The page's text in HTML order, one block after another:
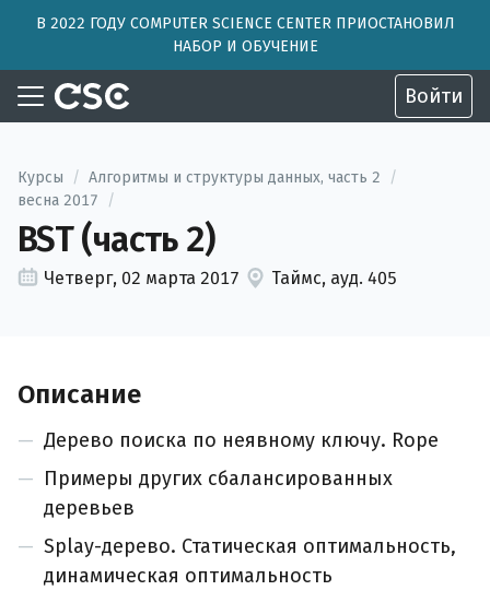
В 2022 ГОДУ COMPUTER SCIENCE CENTER ПРИОСТАНОВИЛ
НАБОР И ОБУЧЕНИЕ
Войти
Курсы / Алгоритмы и структуры данных, часть 2
/
весна 2017
/
BST (часть 2)
Четверг, 02 марта 2017 Таймс, ауд. 405
Описание
Дерево поиска по неявному ключу. Rope
Примеры других сбалансированных
деревьев
Splay-дерево. Статическая оптимальность,
динамическая оптимальность